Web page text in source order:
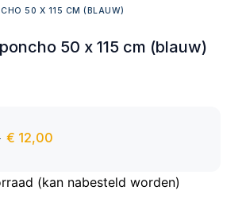
50 X 115 CM (BLAUW)
50 x 115 cm (blauw)
€ 12,00
(kan nabesteld worden)